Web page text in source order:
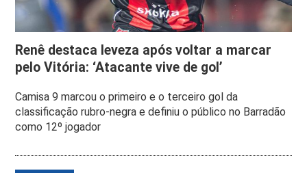
Renê destaca leveza após voltar a marcar
pelo Vitória: ‘Atacante vive de gol’
Camisa 9 marcou o primeiro e o terceiro gol da
classificação rubro-negra e definiu o público no Barradão
como 12º jogador